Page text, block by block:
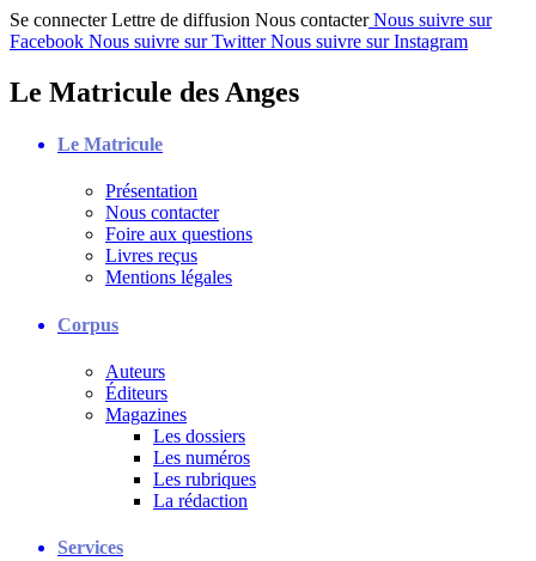
Se connecter Lettre de diffusion Nous contacter Nous suivre sur
Facebook Nous suivre sur Twitter Nous suivre sur Instagram
Le Matricule des Anges
Le Matricule
Présentation
Nous contacter
Foire aux questions
Livres reçus
Mentions légales
Corpus
Auteurs
Éditeurs
Magazines
Les dossiers
Les numéros
Les rubriques
La rédaction
Services